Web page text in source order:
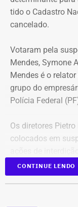
tido o Cadastro
cancelado.
Votaram pela
Mendes, Symone
Mendes é o
grupo do
Polícia Federal
Os diretores
colocados em
companhia em
CONTINUE LENDO